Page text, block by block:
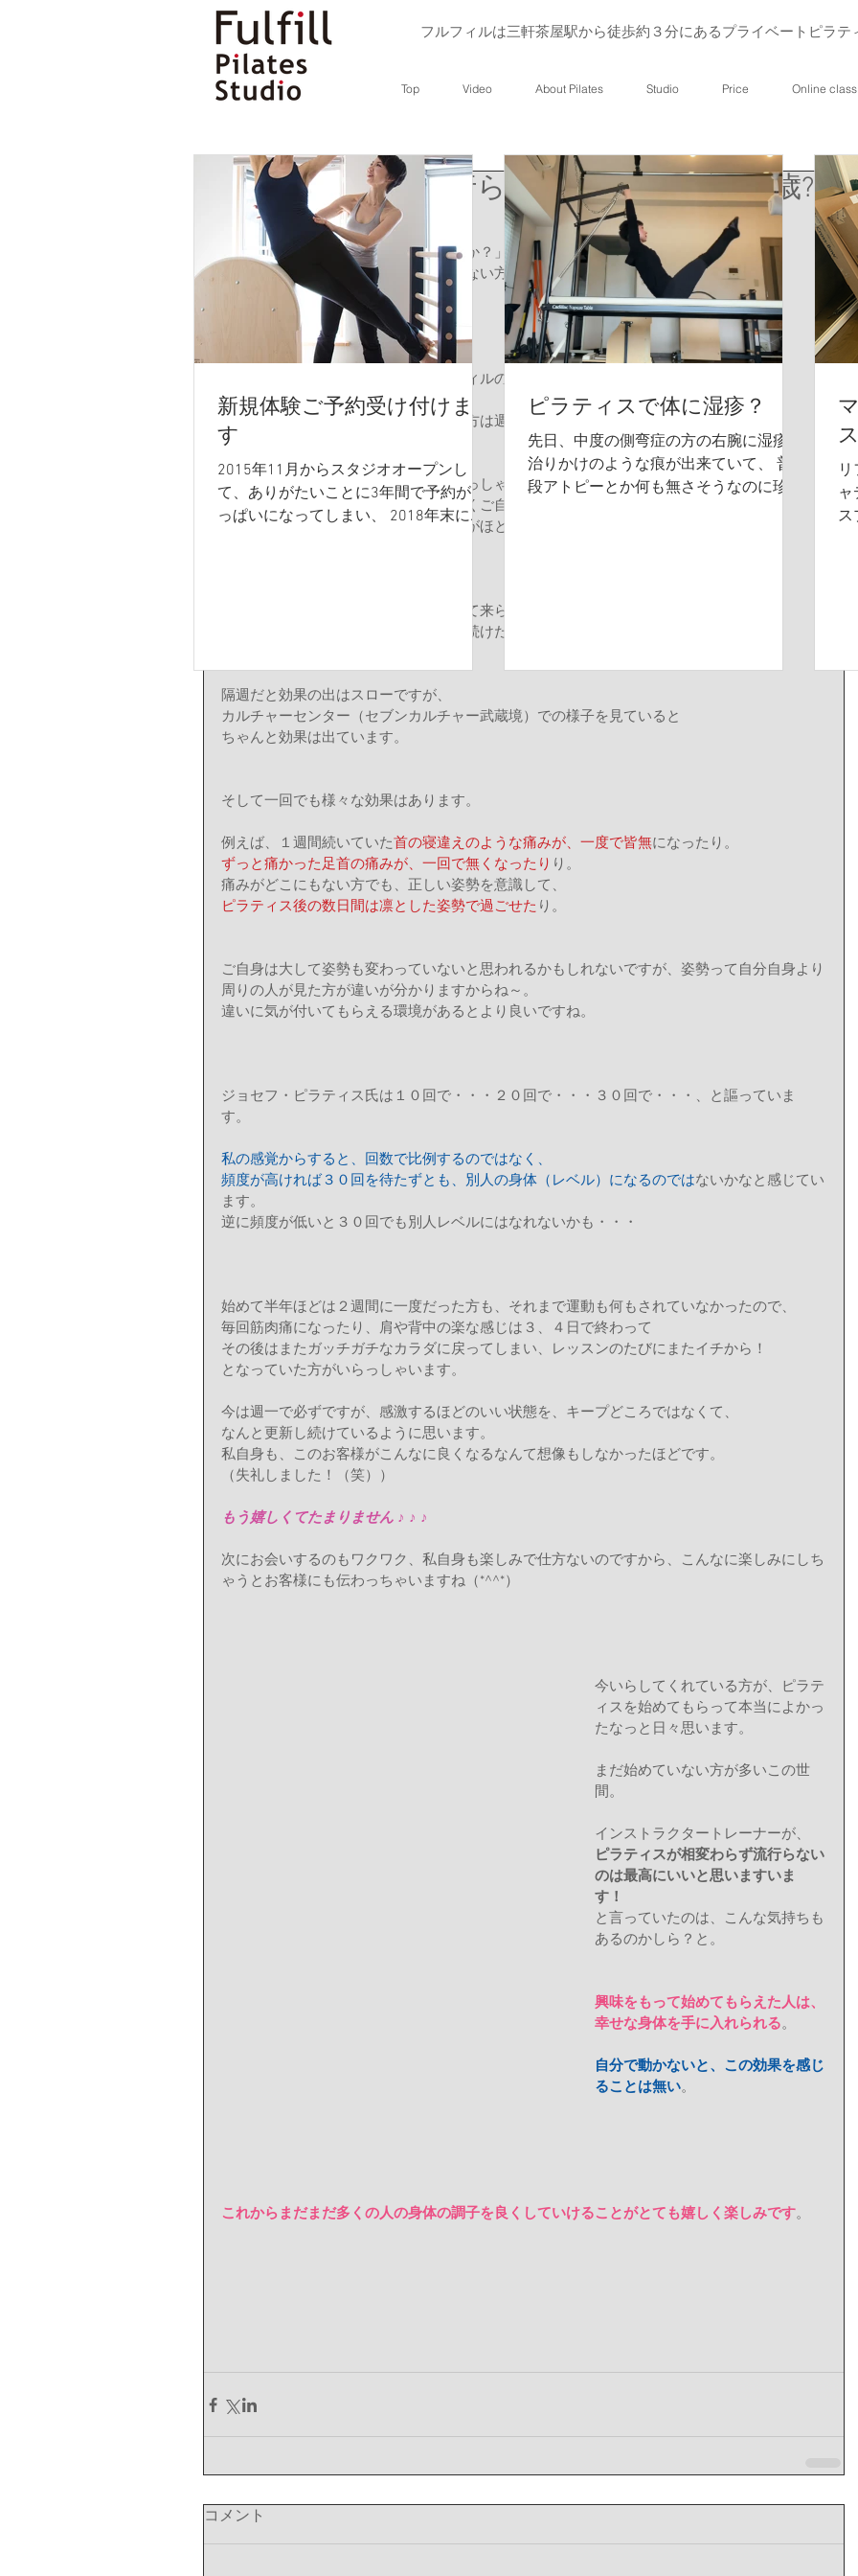
フルフィルは三軒茶屋駅から徒歩約３分にあるプライベートピラテ
Top Video About Pilates Studio Price Online class
効果と頻度 ～ 流行らないピラティスに万歳?!
「どれくらいの頻度で通えばいいですか？」
体験の方からも、まだいらしたことのない方からもよく受ける質問です。
体験後のチェック 】
カルチャースクールとは違ってフルフィルの通う頻度は自由です。
フルフィルに通われているほとんどの方は週に１回以上で来られています。
多い方は気が付いたら週３回とか。
最初は「２週間に一度で、、、」とおっしゃっていた方も、
身体を動かす気持ちよさ、変わっていくご自身の姿勢やスタイルなどを実感されて、
最終的には週に一度は必ず来られる方がほとんどです。
ただし週に３，４回、１か月間集中して来られるよりも、
身体のためには週一でも隔週でも長く続けた方がよいかと思います。
隔週だと効果の出はスローですが、
カルチャーセンター（セブンカルチャー武蔵境）での様子を見ていると
ちゃんと効果は出ています。
そして一回でも様々な効果はあります。
例えば、１週間続いていた首の寝違えのような痛みが、一度で皆無になったり。
ずっと痛かった足首の痛みが、一回で無くなったり り。
痛みがどこにもない方でも、正しい姿勢を意識して、
ピラティス後の数日間は凛とした姿勢で過ごせた り。
ご自身は大して姿勢も変わっていないと思われるかもしれないですが、姿勢って自分自身より
周りの人が見た方が違いが分かりますからね～。
違いに気が付いてもらえる環境があるとより良いですね。
ジョセフ・ピラティス氏は１０回で・・・２０回で・・・３０回で・・・、と謳っていま
す。
私の感覚からすると、回数で比例するのではなく、
頻度が高ければ３０回を待たずとも、別人の身体（レベル）になるのではないかなと感じてい
ます。
逆に頻度が低いと３０回でも別人レベルにはなれないかも・・・
始めて半年ほどは２週間に一度だった方も、それまで運動も何もされていなかったので、
毎回筋肉痛になったり、肩や背中の楽な感じは３、４日で終わって
その後はまたガッチガチなカラダに戻ってしまい、レッスンのたびにまたイチから！
となっていた方がいらっしゃいます。
今は週一で必ずですが、感激するほどのいい状態を、キープどころではなくて、
なんと更新し続けているように思います。
私自身も、このお客様がこんなに良くなるなんて想像もしなかったほどです。
（失礼しました！（笑））
もう嬉しくてたまりません ♪ ♪ ♪
次にお会いするのもワクワク、私自身も楽しみで仕方ないのですから、こんなに楽しみにしち
ゃうとお客様にも伝わっちゃいますね（*^^*）
今いらしてくれている方が、ピラテ
ィスを始めてもらって本当によかっ
たなっと日々思います。
まだ始めていない方が多いこの世
間。
インストラクタートレーナーが、
ピラティスが相変わらず流行らない
のは最高にいいと思いますいま
す！
と言っていたのは、こんな気持ちも
あるのかしら？と。
興味をもって始めてもらえた人は、
幸せな身体を手に入れられる。
自分で動かないと、この効果を感じ
ることは無い。
これからまだまだ多くの人の身体の調子を良くしていけることがとても嬉しく楽しみです。
コメント
新規体験ご予約受け付けま
す
2015年11月からスタジオオープンし
て、ありがたいことに3年間で予約がい
っぱいになってしまい、 2018年末には
ピラティスで体に湿疹？
先日、中度の側弯症の方の右腕に湿疹の
治りかけのような痕が出来ていて、 普
段アトピーとか何も無さそうなのに珍し
ャ
ス